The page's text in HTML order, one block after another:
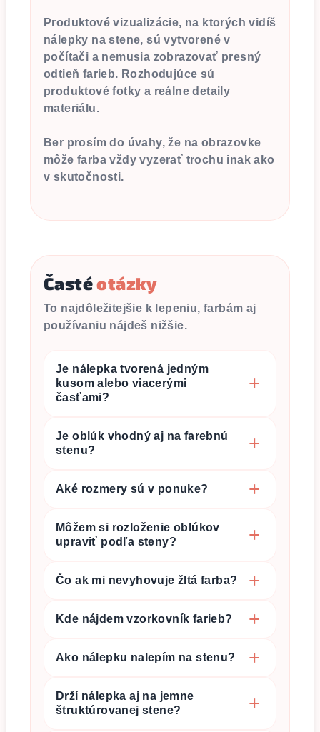
Produktové vizualizácie, na ktorých vidíš
nálepky na stene, sú vytvorené v
počítači a nemusia zobrazovať presný
odtieň farieb. Rozhodujúce sú
produktové fotky a reálne detaily
materiálu.
Ber prosím do úvahy, že na obrazovke
môže farba vždy vyzerať trochu inak ako
v skutočnosti.
Častéotázky
To najdôležitejšie k lepeniu, farbám aj
používaniu nájdeš nižšie.
Je nálepka tvorená jedným
kusom alebo viacerými
časťami?
Je oblúk vhodný aj na farebnú
stenu?
Aké rozmery sú v ponuke?
Môžem si rozloženie oblúkov
upraviť podľa steny?
Čo ak mi nevyhovuje žltá farba?
Kde nájdem vzorkovník farieb?
Ako nálepku nalepím na stenu?
Drží nálepka aj na jemne
štruktúrovanej stene?